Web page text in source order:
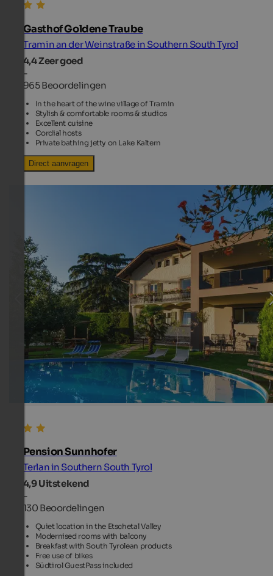
Gasthof Goldene Traube
Tramin an der Weinstraße in Southern South Tyrol
4,4Zeer goed
-
965 Beoordelingen
In the heart of the wine village of Tramin
Stylish & comfortable rooms & studios
Excellent cuisine
Cordial hosts
Private bathing jetty on Lake Kaltern
Direct aanvragen
Pension Sunnhofer
Terlan in Southern South Tyrol
4,9Uitstekend
-
130 Beoordelingen
Quiet location in the Etschetal Valley
Modernised rooms with balcony
Breakfast with South Tyrolean products
Free use of bikes
Südtirol GuestPass included